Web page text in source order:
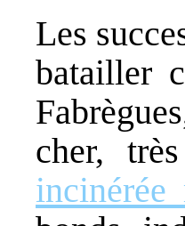
Les
batailler
cher,